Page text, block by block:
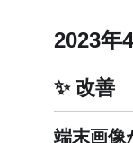
2023年
改善
端末画像